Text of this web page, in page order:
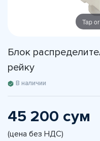
Tap
Блок
рейку
В наличии
45 200 сум
(цена без НДС)